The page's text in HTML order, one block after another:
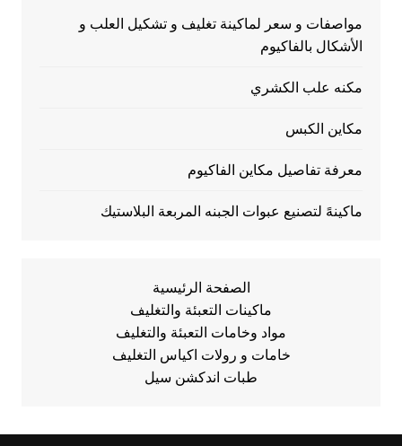
مواصفات و سعر لماكينة تغليف و تشكيل العلب و
الأشكال بالفاكيوم
مكنه علب الكشري
مكاين الكبس
معرفة تفاصيل مكاين الفاكيوم
ماكينهً لتصنيع عبوات الجبنه المربعة البلاستيك
الصفحة الرئيسية
ماكينات التعبئة والتغليف
مواد وخامات التعبئة والتغليف
خامات و رولات اكياس التغليف
طبات اندكشن سيل